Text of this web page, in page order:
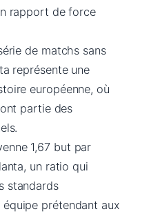
rapport de force
de matchs sans
représente une
européenne, où
partie des
1,67 but par
un ratio qui
standards
prétendant aux